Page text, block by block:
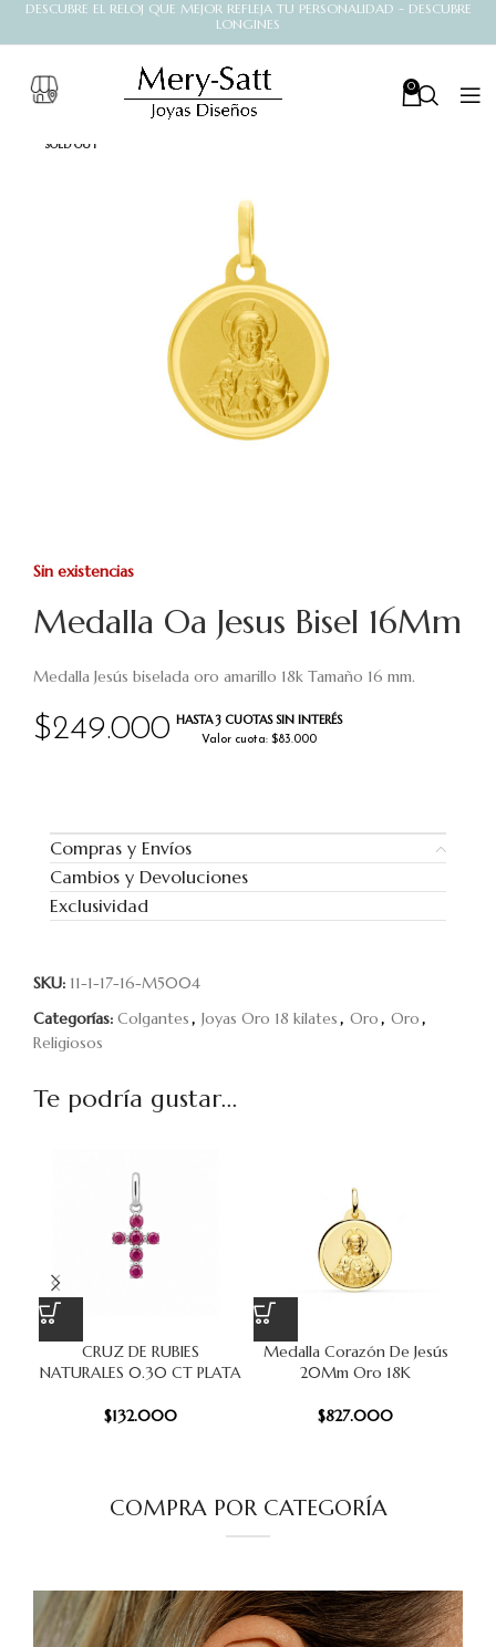
DESCUBRE EL RELOJ QUE MEJOR REFLEJA TU PERSONALIDAD - DESCUBRE
LONGINES
0
SOLD OUT
Medalla Oa Jesus Bisel 16Mm
$249.000 HASTA 3 CUOTAS SIN INTERÉS
Valor cuota: $83.000
Medalla Jesús biselada oro amarillo 18k Tamaño 16 mm.
Sin existencias
Compras y Envíos
Cambios y Devoluciones
Exclusividad
SKU: 11-1-17-16-M5004
Categorías: Colgantes, Joyas Oro 18 kilates, Oro, Oro,
Religiosos
Te podría gustar...
CRUZ DE RUBIES
NATURALES 0.30 CT PLATA
$132.000
Medalla Corazón De Jesús
20Mm Oro 18K
$827.000
COMPRA POR CATEGORÍA